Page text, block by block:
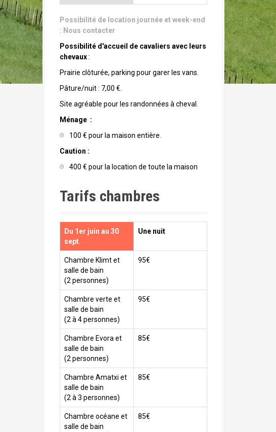
Possibilité de location journée et week-end
: Nous contacter
Possibilité d'accueil de cavaliers avec leurs
chevaux:
Prairie clôturée, parking pour garer les vans.
Pâture/nuit : 7,00 €.
Site agréable pour les randonnées à cheval.
Ménage :
100 € pour la maison entière.
Caution :
400 € pour la location de toute la maison
Tarifs chambres
Du 1er juin au 30
sept.
Une nuit
Chambre Klimt et
salle de bain
(2 personnes)
95€
Chambre verte et
salle de bain
(2 à 4 personnes)
95€
Chambre Evora et
salle de bain
(2 personnes)
85€
Chambre Amatxi et
salle de bain
(2 à 3 personnes)
85€
Chambre océane et
salle de bain
85€